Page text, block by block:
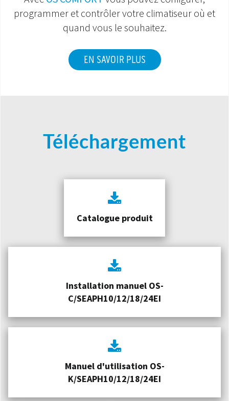
programmer et contrôler votre climatiseur où et
quand vous le souhaitez.
EN SAVOIR PLUS
Téléchargement
Catalogue produit
Installation manuel OS-
C/SEAPH10/12/18/24EI
Manuel d'utilisation OS-
K/SEAPH10/12/18/24EI